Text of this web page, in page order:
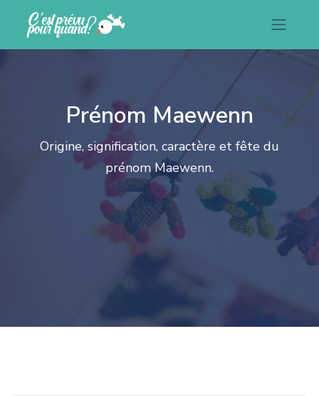
Prénom Maewenn
Origine, signification, caractère et fête du
prénom Maewenn.